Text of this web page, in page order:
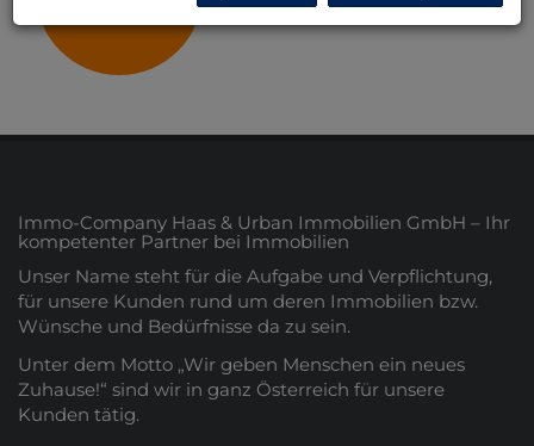
Immo-Company Haas & Urban Immobilien GmbH – Ihr
kompetenter Partner bei Immobilien
Unser Name steht für die Aufgabe und Verpflichtung,
für unsere Kunden rund um deren Immobilien bzw.
Wünsche und Bedürfnisse da zu sein.
Unter dem Motto „Wir geben Menschen ein neues
Zuhause!“ sind wir in ganz Österreich für unsere
Kunden tätig.